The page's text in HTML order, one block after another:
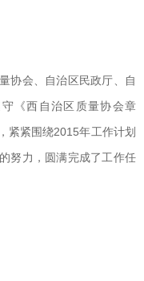
协会、自治区民政厅、自
《西自治区质量协会章
紧紧围绕2015年工作计划
努力，圆满完成了工作任